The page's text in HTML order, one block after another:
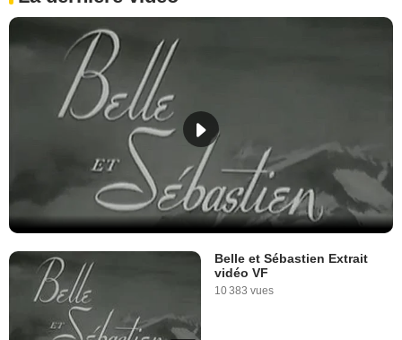
Belle et Sébastien Extrait
vidéo VF
10 383 vues